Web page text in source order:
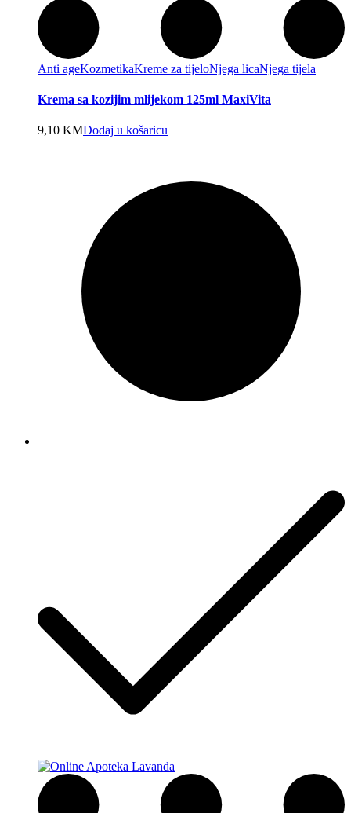
Anti ageKozmetikaKreme za tijeloNjega licaNjega tijela
Krema sa kozijim mlijekom 125ml MaxiVita
9,10 KMDodaj u košaricu